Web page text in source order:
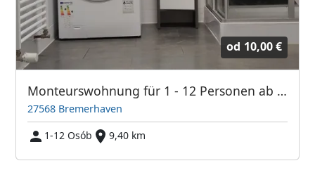
od 10,00 €
Monteurswohnung für 1 - 12 Personen ab 10€ mit vielen Extras
27568 Bremerhaven
1-12 Osób
9,40 km